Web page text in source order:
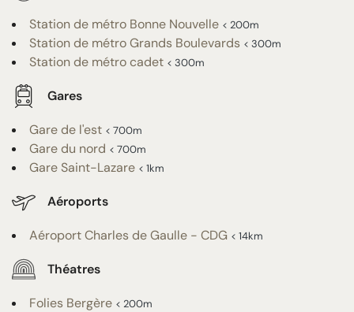
Station de métro Bonne Nouvelle < 200m
Station de métro Grands Boulevards < 300m
Station de métro cadet < 300m
Gares
Gare de l'est < 700m
Gare du nord < 700m
Gare Saint-Lazare < 1km
Aéroports
Aéroport Charles de Gaulle - CDG < 14km
Théatres
Folies Bergère < 200m